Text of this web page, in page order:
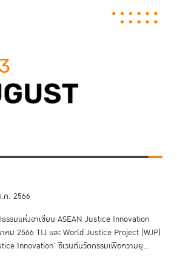
ค. 2566
รรมแห่งอาเซียน ASEAN Justice Innovation
ม 2566 TIJ และ World Justice Project (WJP)
Innovation’ อีเวนต์นวัตกรรมเพื่อความยุ...